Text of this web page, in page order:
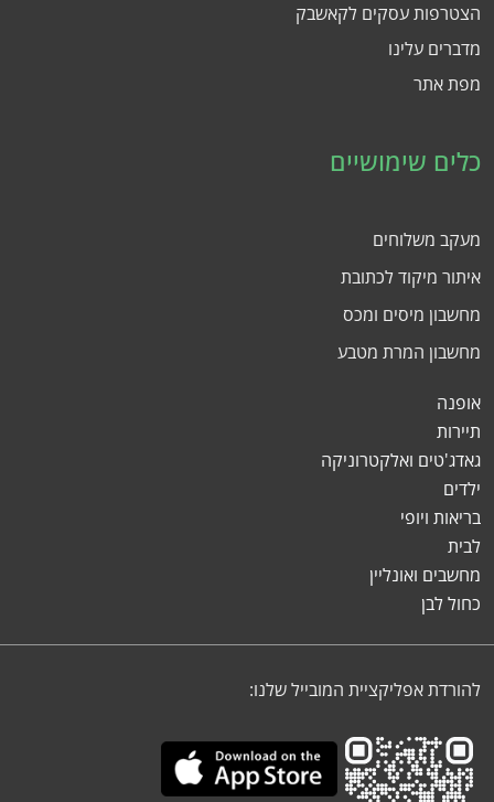
הצטרפות עסקים לקאשבק
מדברים עלינו
מפת אתר
כלים שימושיים
מעקב משלוחים
איתור מיקוד לכתובת
מחשבון מיסים ומכס
מחשבון המרת מטבע
אופנה
תיירות
גאדג'טים ואלקטרוניקה
ילדים
בריאות ויופי
לבית
מחשבים ואונליין
כחול לבן
להורדת אפליקציית המובייל שלנו: